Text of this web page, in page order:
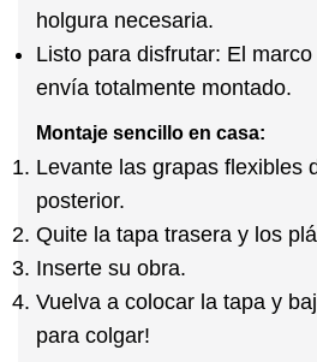
holgura necesaria.
Listo para disfrutar: El marco
envía totalmente montado.
Montaje sencillo en casa:
Levante las grapas flexibles
posterior.
Quite la tapa trasera y los
Inserte su obra.
Vuelva a colocar la tapa y
para colgar!